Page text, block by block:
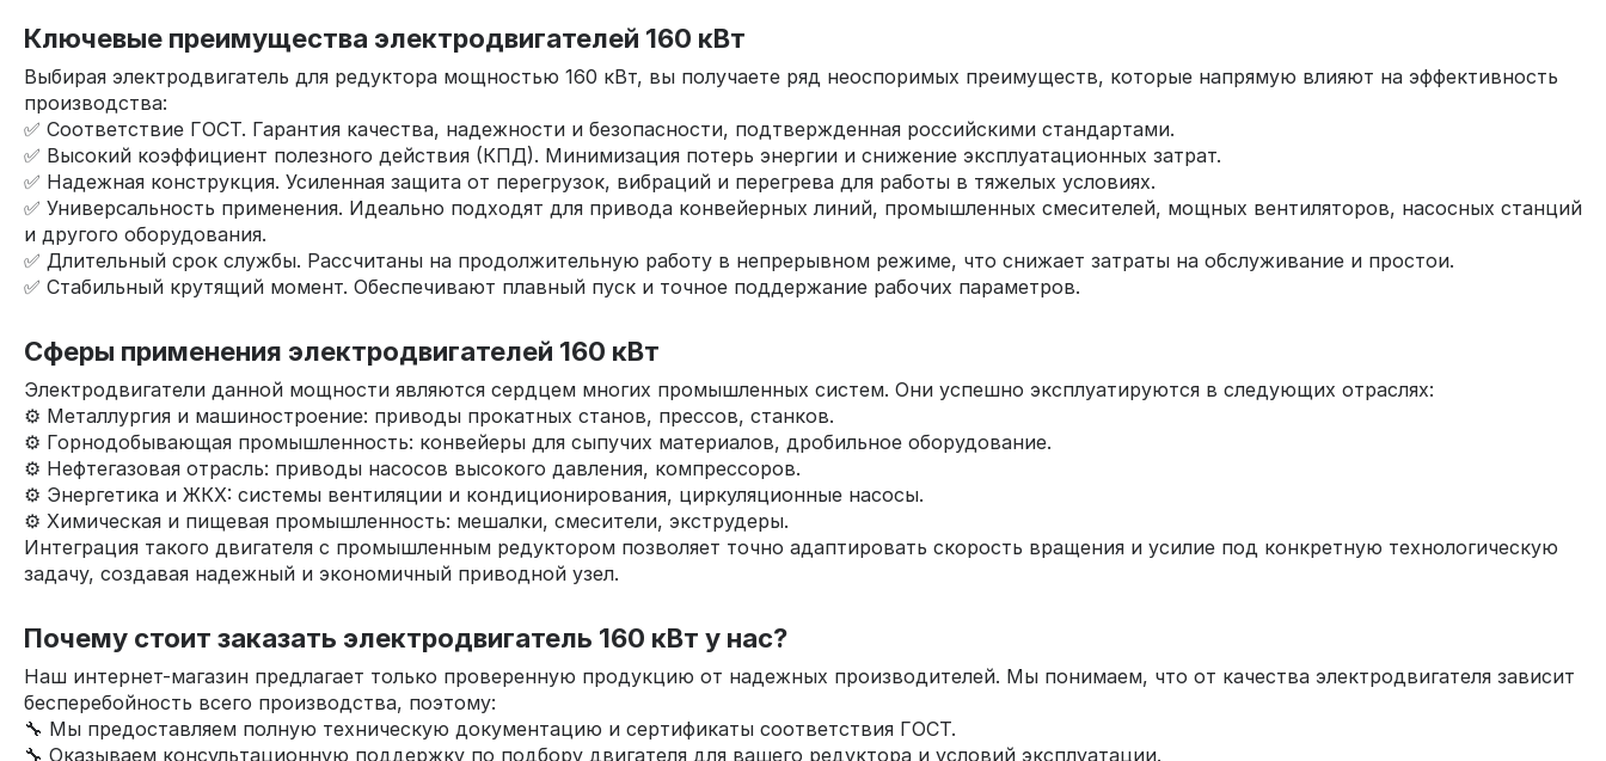
Ключевые преимущества электродвигателей 160 кВт
Выбирая электродвигатель для редуктора мощностью 160 кВт, вы получаете ряд неоспоримых преимуществ, которые напрямую влияют на эффективность
производства:
✅ Соответствие ГОСТ. Гарантия качества, надежности и безопасности, подтвержденная российскими стандартами.
✅ Высокий коэффициент полезного действия (КПД). Минимизация потерь энергии и снижение эксплуатационных затрат.
✅ Надежная конструкция. Усиленная защита от перегрузок, вибраций и перегрева для работы в тяжелых условиях.
✅ Универсальность применения. Идеально подходят для привода конвейерных линий, промышленных смесителей, мощных вентиляторов, насосных станций
и другого оборудования.
✅ Длительный срок службы. Рассчитаны на продолжительную работу в непрерывном режиме, что снижает затраты на обслуживание и простои.
✅ Стабильный крутящий момент. Обеспечивают плавный пуск и точное поддержание рабочих параметров.
Сферы применения электродвигателей 160 кВт
Электродвигатели данной мощности являются сердцем многих промышленных систем. Они успешно эксплуатируются в следующих отраслях:
⚙️ Металлургия и машиностроение: приводы прокатных станов, прессов, станков.
⚙️ Горнодобывающая промышленность: конвейеры для сыпучих материалов, дробильное оборудование.
⚙️ Нефтегазовая отрасль: приводы насосов высокого давления, компрессоров.
⚙️ Энергетика и ЖКХ: системы вентиляции и кондиционирования, циркуляционные насосы.
⚙️ Химическая и пищевая промышленность: мешалки, смесители, экструдеры.
Интеграция такого двигателя с промышленным редуктором позволяет точно адаптировать скорость вращения и усилие под конкретную технологическую
задачу, создавая надежный и экономичный приводной узел.
Почему стоит заказать электродвигатель 160 кВт у нас?
Наш интернет-магазин предлагает только проверенную продукцию от надежных производителей. Мы понимаем, что от качества электродвигателя зависит
бесперебойность всего производства, поэтому:
🔧 Мы предоставляем полную техническую документацию и сертификаты соответствия ГОСТ.
🔧 Оказываем консультационную поддержку по подбору двигателя для вашего редуктора и условий эксплуатации.